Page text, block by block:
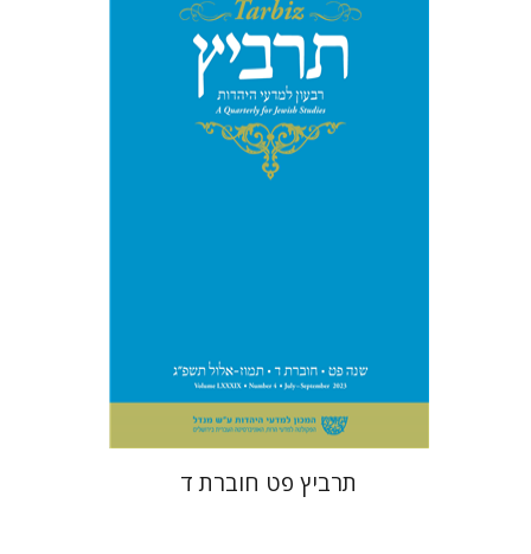
יהונתן גארב מיכאל סיגל
$31
$28
תרביץ פט חוברת ד